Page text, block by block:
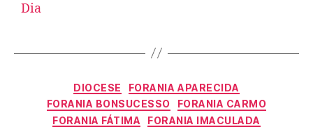
DIOCESE
FORANIA APARECIDA
FORANIA BONSUCESSO
FORANIA CARMO
FORANIA FÁTIMA
FORANIA IMACULADA